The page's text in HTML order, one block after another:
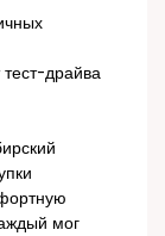
драйва
мог